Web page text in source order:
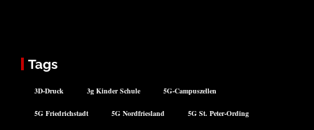
Tags
3D-Druck 3g Kinder Schule 5G-Campuszellen
5G Friedrichstadt 5G Nordfriesland 5G St. Peter-Ording